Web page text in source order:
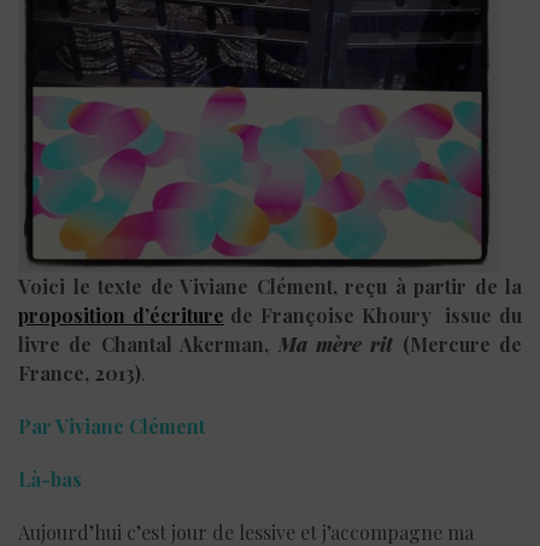
Voici le texte de Viviane Clément, reçu à partir de la
proposition d’écriture de Françoise Khoury issue du
livre de Chantal Akerman, Ma mère rit (Mercure de
France, 2013).
Par Viviane Clément
Là-bas
Aujourd’hui c’est jour de lessive et j’accompagne ma